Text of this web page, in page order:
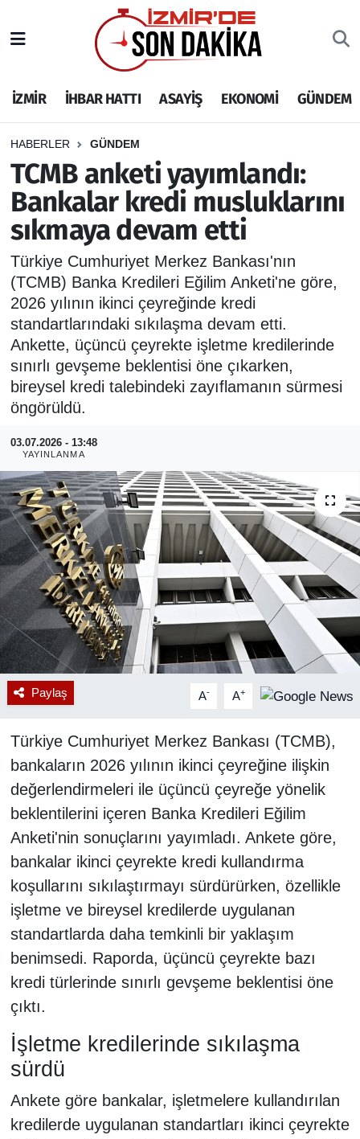
İZMİR İHBAR HATTI ASAYİŞ EKONOMİ GÜNDEM
HABERLER GÜNDEM
TCMB anketi yayımlandı:
Bankalar kredi musluklarını
sıkmaya devam etti
Türkiye Cumhuriyet Merkez Bankası'nın
(TCMB) Banka Kredileri Eğilim Anketi'ne göre,
2026 yılının ikinci çeyreğinde kredi
standartlarındaki sıkılaşma devam etti.
Ankette, üçüncü çeyrekte işletme kredilerinde
sınırlı gevşeme beklentisi öne çıkarken,
bireysel kredi talebindeki zayıflamanın sürmesi
öngörüldü.
03.07.2026 - 13:48
YAYINLANMA
Paylaş A- A+
Türkiye Cumhuriyet Merkez Bankası (TCMB),
bankaların 2026 yılının ikinci çeyreğine ilişkin
değerlendirmeleri ile üçüncü çeyreğe yönelik
beklentilerini içeren Banka Kredileri Eğilim
Anketi'nin sonuçlarını yayımladı. Ankete göre,
bankalar ikinci çeyrekte kredi kullandırma
koşullarını sıkılaştırmayı sürdürürken, özellikle
işletme ve bireysel kredilerde uygulanan
standartlarda daha temkinli bir yaklaşım
benimsedi. Raporda, üçüncü çeyrekte bazı
kredi türlerinde sınırlı gevşeme beklentisi öne
çıktı.
İşletme kredilerinde sıkılaşma
sürdü
Ankete göre bankalar, işletmelere kullandırılan
kredilerde uygulanan standartları ikinci çeyrekte
İHBAR HATTI
DEPREM
GENEL
EKONOMİ
SİYASET
SPOR
ASAYİŞ
RESMİ REKLAM
İzmir Nöbetçi Eczaneler
İzmir Hava Durumu
İzmir Namaz Vakitleri
İzmir Trafik Yoğunluk Haritası
Puan Durumu ve Fikstür
Tüm Manşetler
Son Dakika Haberleri
Haber Arşivi